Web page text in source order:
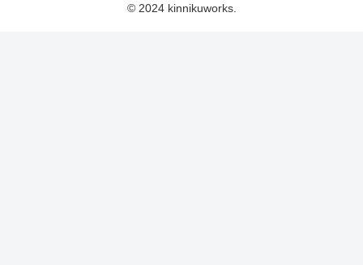
© 2024 kinnikuworks.